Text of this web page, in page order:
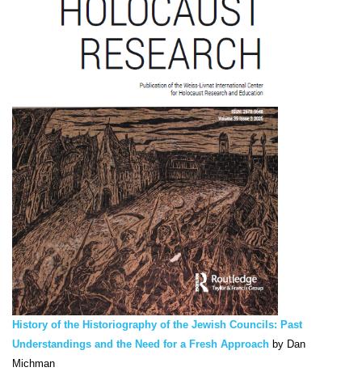
History of the Historiography of the Jewish Councils: Past
Understandings and the Need for a Fresh Approach by Dan
Michman